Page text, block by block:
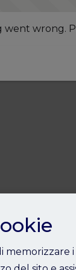
went wrong.